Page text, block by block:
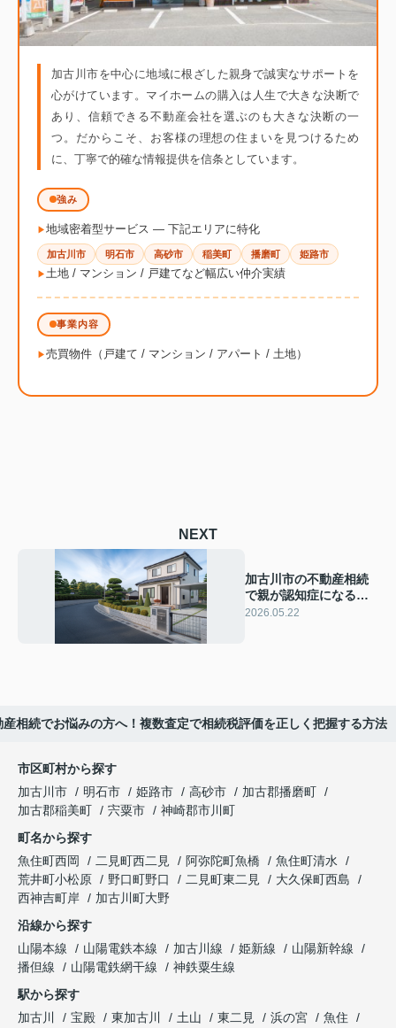
加古川市を中心に地域に根ざした親身で誠実なサポートを
心がけています。マイホームの購入は人生で大きな決断で
あり、信頼できる不動産会社を選ぶのも大きな決断の一
つ。だからこそ、お客様の理想の住まいを見つけるため
に、丁寧で的確な情報提供を信条としています。
強み
地域密着型サービス ― 下記エリアに特化
加古川市 明石市 高砂市 稲美町 播磨町 姫路市
土地 / マンション / 戸建てなど幅広い仲介実績
事業内容
売買物件（戸建て / マンション / アパート / 土地）
NEXT
加古川市の不動産相続
で親が認知症になる前
に備える家族信託の進
2026.05.22
相続でお悩みの方へ！複数査定で相続税評価を正しく把握する方法
市区町村から探す
加古川市
明石市 姫路市 高砂市
加古郡播磨町
加古郡稲美町
宍粟市
神崎郡市川町
町名から探す
魚住町西岡
二見町西二見 阿弥陀町魚橋
魚住町清水
荒井町小松原
野口町野口 二見町東二見
大久保町西島
西神吉町岸
加古川町大野
沿線から探す
山陽本線
山陽電鉄本線 加古川線 姫新線
山陽新幹線
播但線
山陽電鉄網干線
神鉄粟生線
駅から探す
加古川
宝殿 東加古川 土山 東二見 浜の宮
魚住